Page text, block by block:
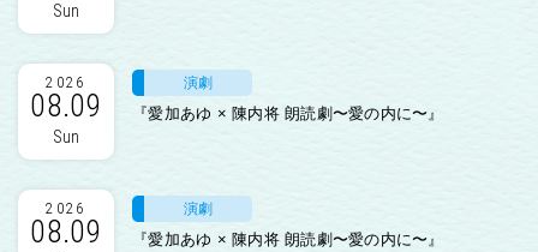
Sun
2026
08.09
Sun
演劇
『愛加あゆ × 陳内将 朗読劇〜愛の内に〜』
2026
08.09
演劇
『愛加あゆ × 陳内将 朗読劇〜愛の内に〜』